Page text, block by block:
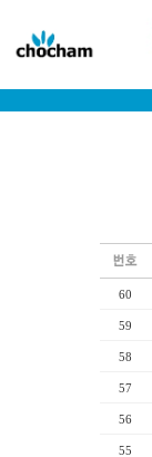
60
59
58
57
56
55